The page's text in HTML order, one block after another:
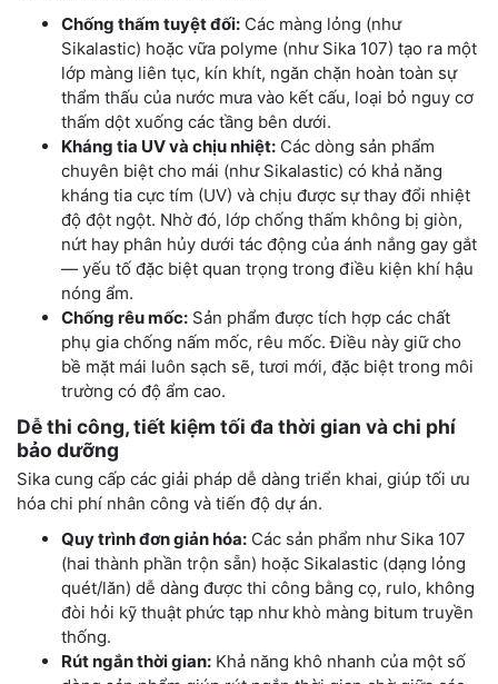
Chống thấm tuyệt đối: Các màng lỏng (như
Sikalastic) hoặc vữa polyme (như Sika 107) tạo ra một
lớp màng liên tục, kín khít, ngăn chặn hoàn toàn sự
thẩm thấu của nước mưa vào kết cấu, loại bỏ nguy cơ
thấm dột xuống các tầng bên dưới.
Kháng tia UV và chịu nhiệt: Các dòng sản phẩm
chuyên biệt cho mái (như Sikalastic) có khả năng
kháng tia cực tím (UV) và chịu được sự thay đổi nhiệt
độ đột ngột. Nhờ đó, lớp chống thấm không bị giòn,
nứt hay phân hủy dưới tác động của ánh nắng gay gắt
— yếu tố đặc biệt quan trọng trong điều kiện khí hậu
nóng ẩm.
Chống rêu mốc: Sản phẩm được tích hợp các chất
phụ gia chống nấm mốc, rêu mốc. Điều này giữ cho
bề mặt mái luôn sạch sẽ, tươi mới, đặc biệt trong môi
trường có độ ẩm cao.
Dễ thi công, tiết kiệm tối đa thời gian và chi phí
bảo dưỡng
Sika cung cấp các giải pháp dễ dàng triển khai, giúp tối ưu
hóa chi phí nhân công và tiến độ dự án.
Quy trình đơn giản hóa: Các sản phẩm như Sika 107
(hai thành phần trộn sẵn) hoặc Sikalastic (dạng lỏng
quét/lăn) dễ dàng được thi công bằng cọ, rulo, không
đòi hỏi kỹ thuật phức tạp như khò màng bitum truyền
thống.
Rút ngắn thời gian: Khả năng khô nhanh của một số